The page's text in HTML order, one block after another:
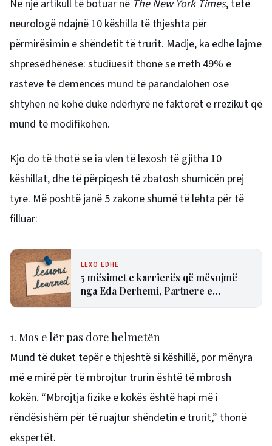
Në një artikull të botuar në The New York Times, tetë
neurologë ndajnë 10 këshilla të thjeshta për
përmirësimin e shëndetit të trurit. Madje, ka edhe lajme
shpresëdhënëse: studiuesit thonë se rreth 49% e
rasteve të demencës mund të parandalohen ose
shtyhen në kohë duke ndërhyrë në faktorët e rrezikut që
mund të modifikohen.
Kjo do të thotë se ia vlen të lexosh të gjitha 10
këshillat, dhe të përpiqesh të zbatosh shumicën prej
tyre. Më poshtë janë 5 zakone shumë të lehta për të
filluar:
LEXO EDHE
5 mësimet e karrierës që mësojmë
nga Eda Derhemi, Partnere e
1. Mos e lër pas dore helmetën
Mund të duket tepër e thjeshtë si këshillë, por mënyra
më e mirë për të mbrojtur trurin është të mbrosh
kokën. “Mbrojtja fizike e kokës është hapi më i
rëndësishëm për të ruajtur shëndetin e trurit,” thonë
ekspertët.